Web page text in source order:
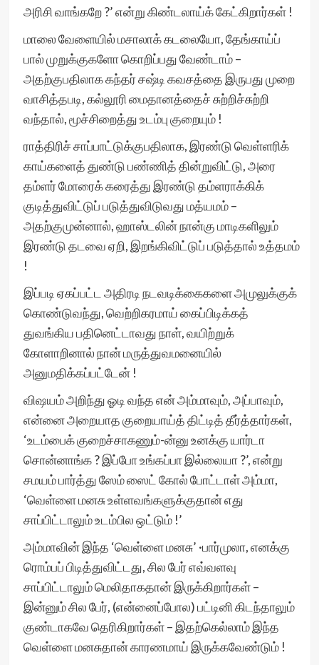
அரிசி வாங்கறே ?’ என்று கிண்டலாய்க் கேட்கிறார்கள் !
மாலை வேளையில் மசாலாக் கடலையோ, தேங்காய்ப்
பால் முறுக்குகளோ கொறிப்பது வேண்டாம் –
அதற்குபதிலாக கந்தர் சஷ்டி கவசத்தை இருபது முறை
வாசித்தபடி, கல்லூரி மைதானத்தைச் சுற்றிச்சுற்றி
வந்தால், மூச்சிறைத்து உடம்பு குறையும் !
ராத்திரிச் சாப்பாட்டுக்குபதிலாக, இரண்டு வெள்ளரிக்
காய்களைத் துண்டு பண்ணித் தின்றுவிட்டு, அரை
தம்ளர் மோரைக் கரைத்து இரண்டு தம்ளராக்கிக்
குடித்துவிட்டுப் படுத்துவிடுவது மத்யமம் –
அதற்குமுன்னால், ஹாஸ்டலின் நான்கு மாடிகளிலும்
இரண்டு தடவை ஏறி, இறங்கிவிட்டுப் படுத்தால் உத்தமம்
!
இப்படி ஏகப்பட்ட அதிரடி நடவடிக்கைகளை அமுலுக்குக்
கொண்டுவந்து, வெற்றிகரமாய் கைப்பிடிக்கத்
துவங்கிய பதினெட்டாவது நாள், வயிற்றுக்
கோளாறினால் நான் மருத்துவமனையில்
அனுமதிக்கப்பட்டேன் !
விஷயம் அறிந்து ஓடி வந்த என் அம்மாவும், அப்பாவும்,
என்னை அறையாத குறையாய்த் திட்டித் தீர்த்தார்கள்,
‘உடம்பைக் குறைச்சாகணும்-ன்னு உனக்கு யார்டா
சொன்னாங்க ? இப்போ உங்கப்பா இல்லையா ?’, என்று
சமயம் பார்த்து ஸேம் ஸைட் கோல் போட்டாள் அம்மா,
‘வெள்ளை மனசு உள்ளவங்களுக்குதான் எது
சாப்பிட்டாலும் உடம்பில ஒட்டும் !’
அம்மாவின் இந்த ‘வெள்ளை மனசு’ ·பார்முலா, எனக்கு
ரொம்பப் பிடித்துவிட்டது, சில பேர் எவ்வளவு
சாப்பிட்டாலும் மெலிதாகதான் இருக்கிறார்கள் –
இன்னும் சில பேர், (என்னைப்போல) பட்டினி கிடந்தாலும்
குண்டாகவே தெரிகிறார்கள் – இதற்கெல்லாம் இந்த
வெள்ளை மனசுதான் காரணமாய் இருக்கவேண்டும் !